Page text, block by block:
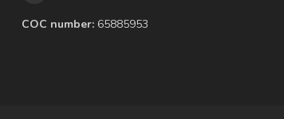
COC number: 65885953